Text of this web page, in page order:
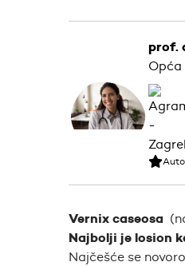
prof.
Opća
Vernix caseosa
Najbolji je losion
Najčešće se